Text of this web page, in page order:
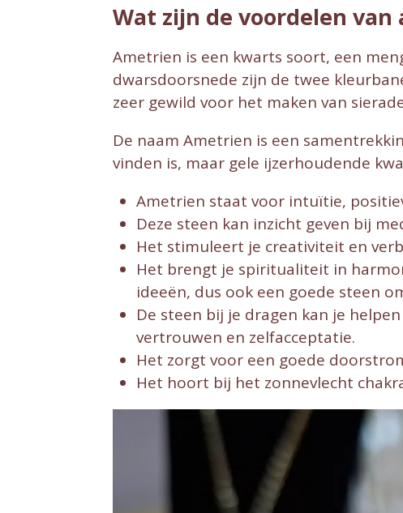
Wat zijn de voordelen van
Ametrien is een kwarts soort, een
dwarsdoorsnede zijn de twee
zeer gewild voor het maken van
De naam Ametrien is een
vinden is, maar gele ijzerhoudende
Ametrien staat voor intuïtie,
Deze steen kan inzicht geven bij
Het stimuleert je creativiteit en
Het brengt je spiritualiteit in
ideeën, dus ook een goede steen
De steen bij je dragen kan je
vertrouwen en zelfacceptatie.
Het zorgt voor een goede
Het hoort bij het zonnevlecht